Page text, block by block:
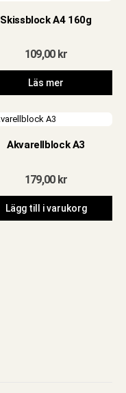
Skissblock A4 160g
109,00 kr
Läs mer
Akvarellblock A3
179,00 kr
Lägg till i varukorg